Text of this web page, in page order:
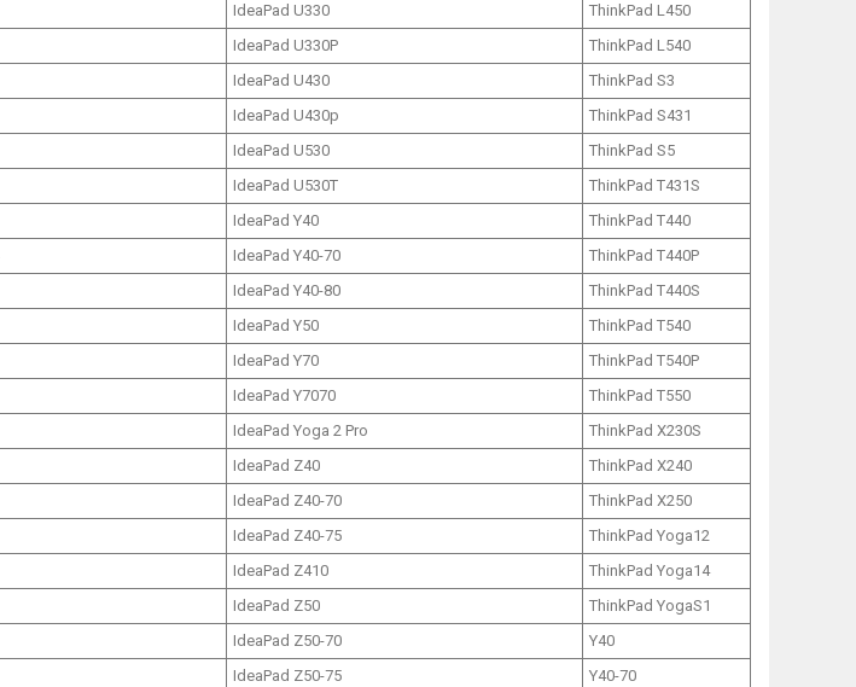
IdeaPad U330
ThinkPad L450
IdeaPad U330P
ThinkPad L540
IdeaPad U430
ThinkPad S3
IdeaPad U430p
ThinkPad S431
IdeaPad U530
ThinkPad S5
IdeaPad U530T
ThinkPad T431S
IdeaPad Y40
ThinkPad T440
IdeaPad Y40-70
ThinkPad T440P
IdeaPad Y40-80
ThinkPad T440S
IdeaPad Y50
ThinkPad T540
IdeaPad Y70
ThinkPad T540P
IdeaPad Y7070
ThinkPad T550
IdeaPad Yoga 2 Pro
ThinkPad X230S
IdeaPad Z40
ThinkPad X240
IdeaPad Z40-70
ThinkPad X250
IdeaPad Z40-75
ThinkPad Yoga12
IdeaPad Z410
ThinkPad Yoga14
IdeaPad Z50
ThinkPad YogaS1
IdeaPad Z50-70
Y40
IdeaPad Z50-75
Y40-70